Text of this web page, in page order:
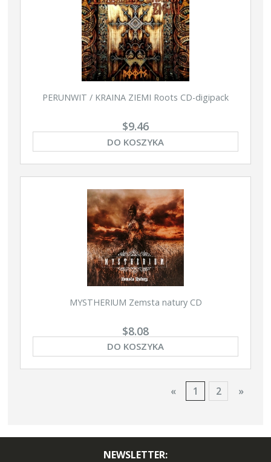
PERUNWIT / KRAINA ZIEMI Roots CD-digipack
$9.46
DO KOSZYKA
MYSTHERIUM Zemsta natury CD
$8.08
DO KOSZYKA
« 1 2 »
NEWSLETTER: